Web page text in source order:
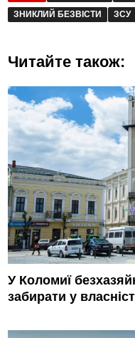
ЗНИКЛИЙ БЕЗВІСТИ
ЗСУ
Читайте також:
У Коломиї
забирати у